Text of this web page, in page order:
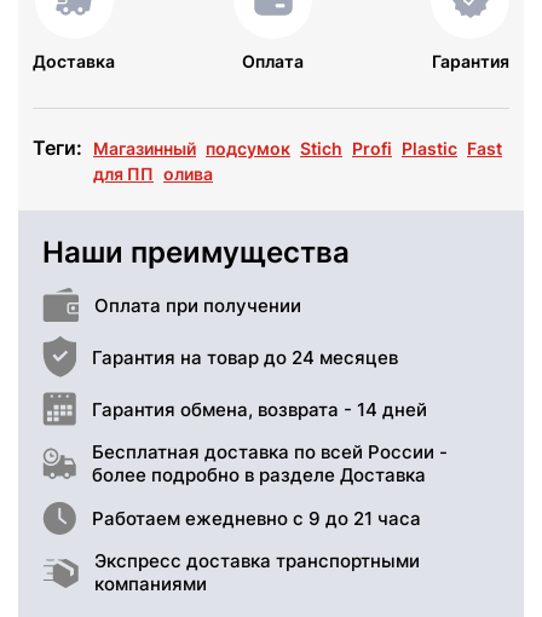
Доставка Оплата Гарантия
Теги: Магазинный подсумок Stich Profi Plastic Fast
для ПП олива
Наши преимущества
Оплата при получении
Гарантия на товар до 24 месяцев
Гарантия обмена, возврата - 14 дней
Бесплатная доставка по всей России -
более подробно в разделе Доставка
Работаем ежедневно с 9 до 21 часа
Экспресс доставка транспортными
компаниями